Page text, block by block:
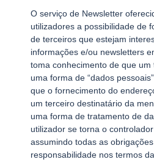
O serviço de Newsletter
utilizadores a possibilidade de
de terceiros que estejam
informações e/ou newsletters
toma conhecimento de que
uma forma de “dados
que o fornecimento do
um terceiro destinatário da
uma forma de tratamento de
utilizador se torna o
assumindo todas as
responsabilidade nos termos